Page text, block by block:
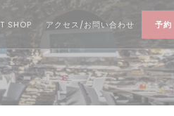
ウィンドウで開きます))
SHOP ((新しいウィンドウで開きます))
アクセス/お問い合わせ 予約